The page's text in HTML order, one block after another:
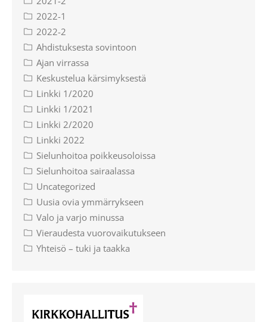
2022-1
2022-2
Ahdistuksesta sovintoon
Ajan virrassa
Keskustelua kärsimyksestä
Linkki 1/2020
Linkki 1/2021
Linkki 2/2020
Linkki 2022
Sielunhoitoa poikkeusoloissa
Sielunhoitoa sairaalassa
Uncategorized
Uusia ovia ymmärrykseen
Valo ja varjo minussa
Vieraudesta vuorovaikutukseen
Yhteisö – tuki ja taakka